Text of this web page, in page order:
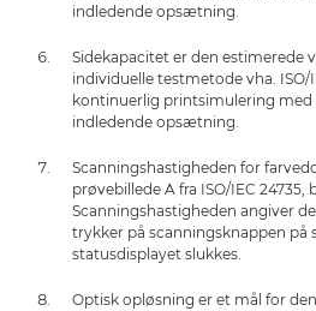
indledende opsætning.
Sidekapacitet er den estimerede
individuelle testmetode vha. ISO/
kontinuerlig printsimulering
indledende opsætning.
Scanningshastigheden for
prøvebillede A fra ISO/IEC 24735,
Scanningshastigheden angiver
trykker på scanningsknappen på
statusdisplayet slukkes.
Optisk opløsning er et mål for